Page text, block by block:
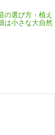
の選び方・植え
は小さな大自然